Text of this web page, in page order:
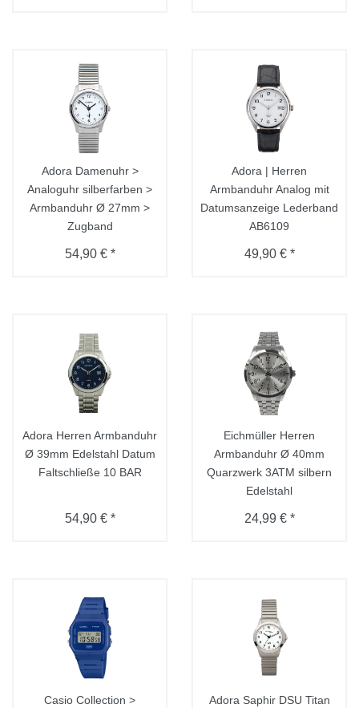
Adora Damenuhr >
Analoguhr silberfarben >
Armbanduhr Ø 27mm >
Zugband
54,90 € *
Adora | Herren
Armbanduhr Analog mit
Datumsanzeige Lederband
AB6109
49,90 € *
Adora Herren Armbanduhr
Ø 39mm Edelstahl Datum
Faltschließe 10 BAR
54,90 € *
Eichmüller Herren
Armbanduhr Ø 40mm
Quarzwerk 3ATM silbern
Edelstahl
24,99 € *
Casio Collection >
Adora Saphir DSU Titan